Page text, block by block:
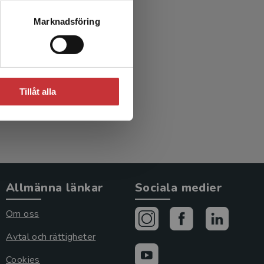
Marknadsföring
Tillåt alla
Allmänna länkar
Om oss
Avtal och rättigheter
Cookies
Sociala medier